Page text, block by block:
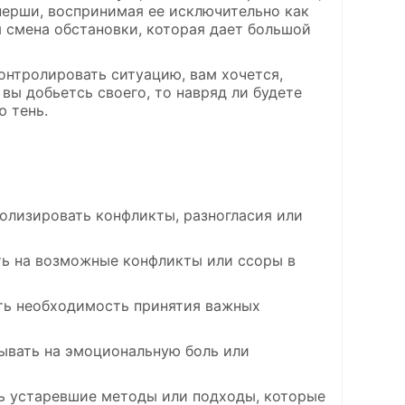
воспринимая ее исключительно как
обстановки, которая дает большой
ситуацию, вам хочется,
добьетсь своего, то навряд ли будете
тень.
конфликты, разногласия или
на возможные конфликты или ссоры в
необходимость принятия важных
на эмоциональную боль или
устаревшие методы или подходы, которые